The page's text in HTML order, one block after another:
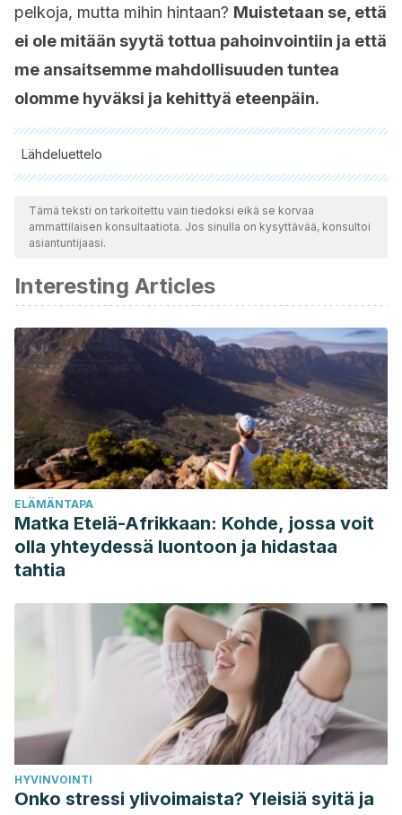
pelkoja, mutta mihin hintaan? Muistetaan se, että
ei ole mitään syytä tottua pahoinvointiin ja että
me ansaitsemme mahdollisuuden tuntea
olomme hyväksi ja kehittyä eteenpäin.
Lähdeluettelo
Kaikki lainatut lähteet tarkistettiin perusteellisesti tiimimme
toimesta varmistaaksemme niiden laadun, luotettavuuden,
ajantasaisuuden ja pätevyyden. Tämän artikkelin bibliografia
Ansoleaga Moreno, E., & Miranda-Hiriart, G. (2014).
Depresión y condiciones de trabajo: revisión actualizada
de la investigación.Revista Costarricense De
Psicología
(1), 1-14. Recuperado a partir de
http://www.rcps-
cr.org/openjournal/index.php/RCPs/article/view/29
Cantero-Téllez, Elizabeth Alicia, & Ramírez-Páez, José
Antonio (2009). Factores psicosociales y depresión
laboral: una revisión. Revista Médica del Instituto Mexicano
del Seguro Social, 47(6),627-636.[fecha de Consulta 26
de Abril de 2021]. ISSN: 0443-5117. Disponible en:
https://www.redalyc.org/articulo.oa?id=457745517008
Tämä teksti on tarkoitettu vain tiedoksi eikä se korvaa
ammattilaisen konsultaatiota. Jos sinulla on kysyttävää, konsultoi
asiantuntijaasi.
Interesting Articles
ELÄMÄNTAPA
Matka Etelä-Afrikkaan: Kohde, jossa voit
olla yhteydessä luontoon ja hidastaa
tahtia
HYVINVOINTI
Onko stressi ylivoimaista? Yleisiä syitä ja